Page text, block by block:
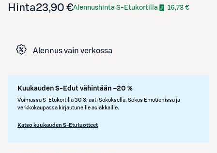
Hinta23,90 €Alennushinta S-Etukortilla 16,73 €
Alennus vain verkossa
Kuukauden S-Edut vähintään –20 %
Voimassa S-Etukortilla 30.8. asti Sokoksella, Sokos Emotionissa ja
verkkokaupassa kirjautuneille asiakkaille.
Katso kuukauden S-Etutuotteet